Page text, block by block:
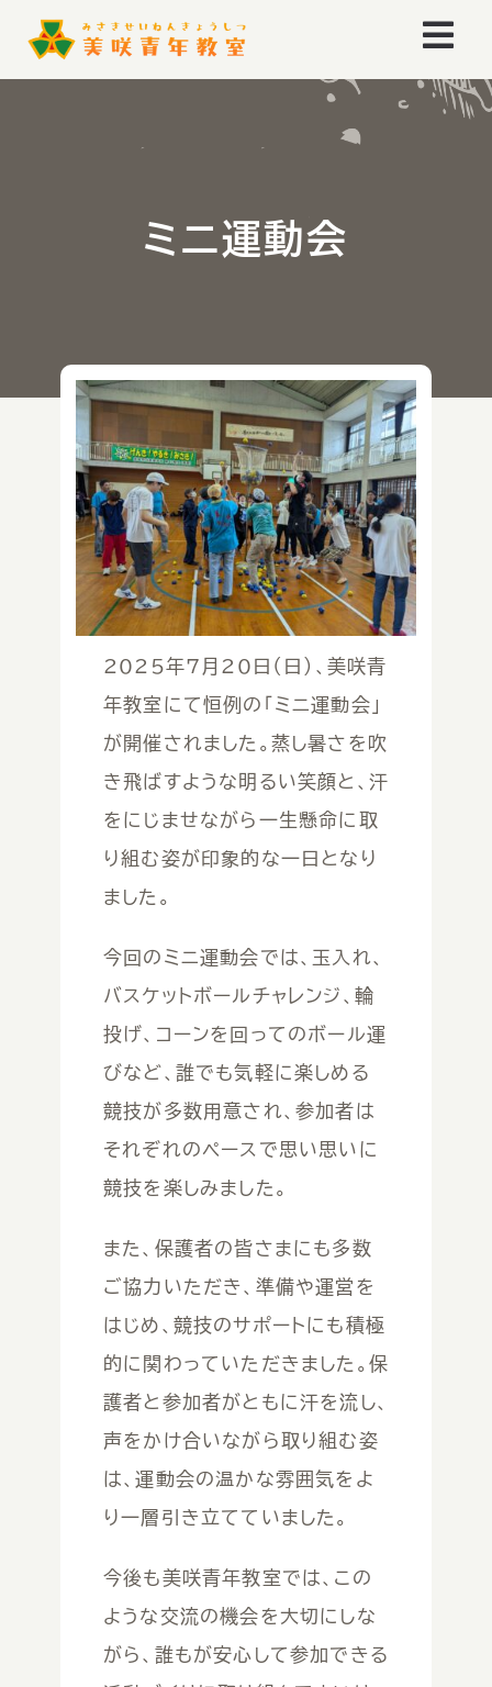
Skip
content
イベント
美咲青年教室とは
美咲青年教室のあゆみ
役員
やくいん
美咲特別支援学校校歌
会員募集
ミニ運動会
2025年7月20日（日）、美咲青
年教室にて恒例の「ミニ運動会」
が開催されました。蒸し暑さを吹
き飛ばすような明るい笑顔と、汗
をにじませながら一生懸命に取
り組む姿が印象的な一日となり
ました。
今回のミニ運動会では、玉入れ、
バスケットボールチャレンジ、輪
投げ、コーンを回ってのボール運
びなど、誰でも気軽に楽しめる
競技が多数用意され、参加者は
それぞれのペースで思い思いに
競技を楽しみました。
また、保護者の皆さまにも多数
ご協力いただき、準備や運営を
はじめ、競技のサポートにも積極
的に関わっていただきました。保
護者と参加者がともに汗を流し、
声をかけ合いながら取り組む姿
は、運動会の温かな雰囲気をよ
り一層引き立てていました。
今後も美咲青年教室では、この
ような交流の機会を大切にしな
がら、誰もが安心して参加できる